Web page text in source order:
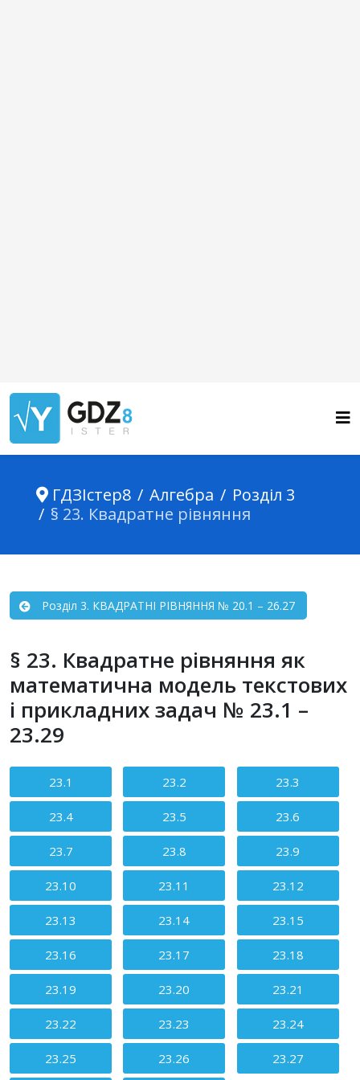
ГДЗІстер8 Алгебра
Розділ 3
§ 23. Квадратне рівняння
Розділ 3. КВАДРАТНІ РІВНЯННЯ № 20.1 – 26.27
§ 23. Квадратне рівняння як
математична модель текстових
і прикладних задач № 23.1 –
23.29
Зміст статті
23.1 23.2 23.3
23.4 23.5 23.6
23.7 23.8 23.9
23.10 23.11 23.12
23.13 23.14 23.15
23.16 23.17 23.18
23.19 23.20 23.21
23.22 23.23 23.24
23.25 23.26 23.27